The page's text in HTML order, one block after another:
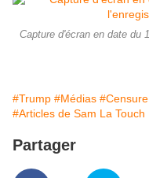
Capture d'écran en date du
#Trump #Médias #Censure
#Articles de Sam La Touch
Partager